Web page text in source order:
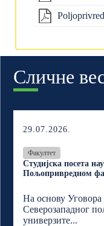
Сличне
29.07.2026.
Факултет
Студијска посета
Пољопривредном
На основу
Северозападног
универзите...